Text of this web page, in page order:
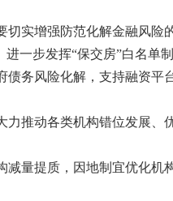
切实增强防范化解金融风险
进一步发挥“保交房”白名单
债务风险化解，支持融资平
力推动各类机构错位发展、
减量提质，因地制宜优化机